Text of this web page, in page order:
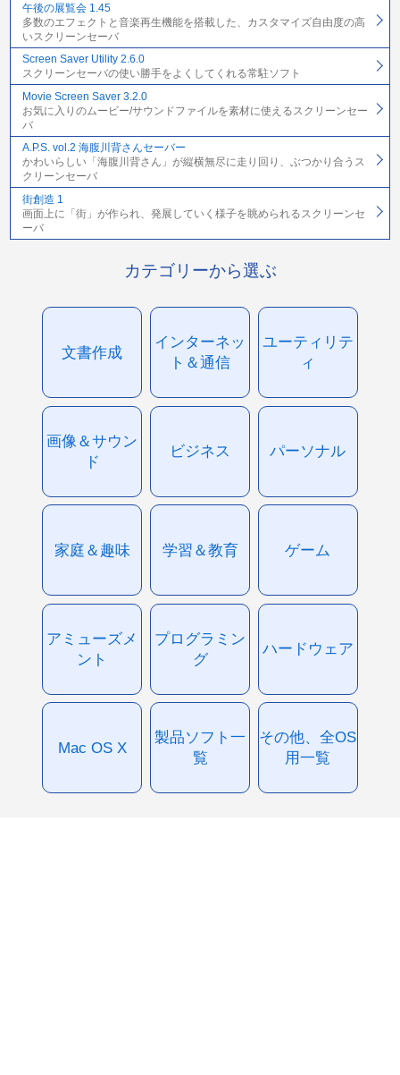
午後の展覧会 1.45
多数のエフェクトと音楽再生機能を搭載した、カスタマイズ自由度の高
いスクリーンセーバ
Screen Saver Utility 2.6.0
スクリーンセーバの使い勝手をよくしてくれる常駐ソフト
Movie Screen Saver 3.2.0
お気に入りのムービー/サウンドファイルを素材に使えるスクリーンセー
バ
A.P.S. vol.2 海腹川背さんセーバー
かわいらしい「海腹川背さん」が縦横無尽に走り回り、ぶつかり合うス
クリーンセーバ
街創造 1
画面上に「街」が作られ、発展していく様子を眺められるスクリーンセ
ーバ
カテゴリーから選ぶ
文書作成
インターネッ
ト＆通信
ユーティリテ
ィ
画像＆サウン
ド
ビジネス パーソナル
家庭＆趣味 学習＆教育 ゲーム
アミューズメ
ント
プログラミン
グ
ハードウェア
Mac OS X
製品ソフト一
覧
その他、全OS
用一覧